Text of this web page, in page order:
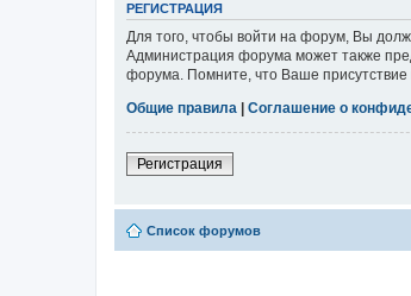
РЕГИСТРАЦИЯ
Для того, чтобы войти на форум, Вы
Администрация форума может также
форума. Помните, что Ваше присутствие
Общие правила | Соглашение о
Регистрация
Список форумов